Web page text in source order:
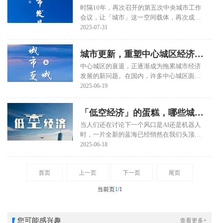
规划要注意什么？
时隔10年，再次召开的第五次中央城市工作
会议，让「城市」这一空间载体，再次成为
宏观经济的话题主角。「高质量发展」「因
发展指明了方向。跨过了「建设就能扩张、
扩张就能增长」的「确定性时代」，城市发
展已经转向了「建设不一定能扩张，扩张也
不一定带来增长」的「不确定性」时代。正
先需要从当前时代的发展逻辑中窥见城市的
发展规律转换。
2025-07-31
城市更新，重塑中心城区经济活
力！
中心城区的衰退，正逐渐成为拖累城市经济
发展的新问题。在国内，许多中心城区面临
着人口负增长的压力，例如北京西城区在
人。
2025-06-19
「低空经济」的蛋糕，哪些城市
能分到？
当人们还在讨论下一个风口是AI还是机器人
时，一片全新的蓝海已经悄然在我们头顶展
开。「低空经济」——正以超乎想象的速度
2025-06-18
首页 上一页 下一页 尾页
当前页1/1
您可能感兴趣 查看更多+